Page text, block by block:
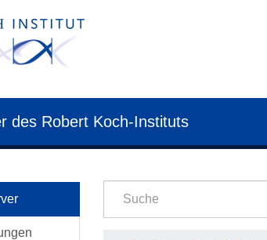
des Robert Koch-Instituts